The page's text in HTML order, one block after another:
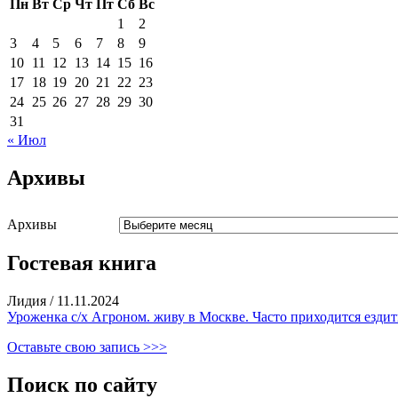
Пн Вт Ср Чт Пт Сб Вс
1
2
3
4 5 6 7 8
9
10 11 12 13 14 15 16
17 18 19 20 21 22 23
24 25 26 27 28 29 30
31
« Июл
Архивы
Архивы
Гостевая книга
Лидия / 11.11.2024
Уроженка с/х Агроном. живу в Москве. Часто приходится
Оставьте свою запись >>>
Поиск по сайту